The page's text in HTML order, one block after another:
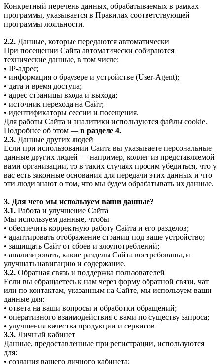
Конкретный перечень данных, обрабатываемых в рамках
программы, указывается в Правилах соответствующей
программы лояльности.
2.2. Данные, которые передаются автоматически
При посещении Сайта автоматически собираются
технические данные, в том числе:
• IP-адрес;
• информация о браузере и устройстве (User-Agent);
• дата и время доступа;
• адрес страницы входа и выхода;
• источник перехода на Сайт;
• идентификаторы сессии и посещения.
Для работы Сайта и аналитики используются файлы cookie.
Подробнее об этом — в разделе 4.
2.3. Данные других людей
Если при использовании Сайта вы указываете персональные
данные других людей — например, коллег из представляемой
вами организации, то в таких случаях просим убедиться, что у
вас есть законные основания для передачи этих данных и что
эти люди знают о том, что мы будем обрабатывать их данные.
3. Для чего мы используем ваши данные?
3.1. Работа и улучшение Сайта
Мы используем данные, чтобы:
• обеспечить корректную работу Сайта и его разделов;
• адаптировать отображение страниц под ваше устройство;
• защищать Сайт от сбоев и злоупотреблений;
• анализировать, какие разделы Сайта востребованы, и
улучшать навигацию и содержание.
3.2. Обратная связь и поддержка пользователей
Если вы обращаетесь к нам через форму обратной связи, чат
или по контактам, указанным на Сайте, мы используем ваши
данные для:
• ответа на ваши вопросы и обработки обращений;
• оперативного взаимодействия с вами по существу запроса;
• улучшения качества продукции и сервисов.
3.3. Личный кабинет
Данные, предоставленные при регистрации, используются
для:
• создания вашего личного кабинета;